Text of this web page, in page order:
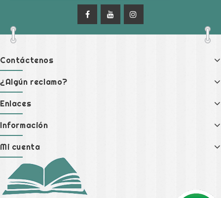
Contáctenos
¿Algún reclamo?
Enlaces
Información
Mi cuenta